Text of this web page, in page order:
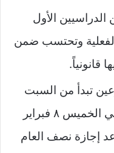
الدراسيين الأول
وتحتسب ضمن
قانونياً.
تبدأ من السبت
الموافق ٢٧ يناير ٢٠٢٤ وتنتهي الخميس ٨ فبراير
إجازة نصف العام